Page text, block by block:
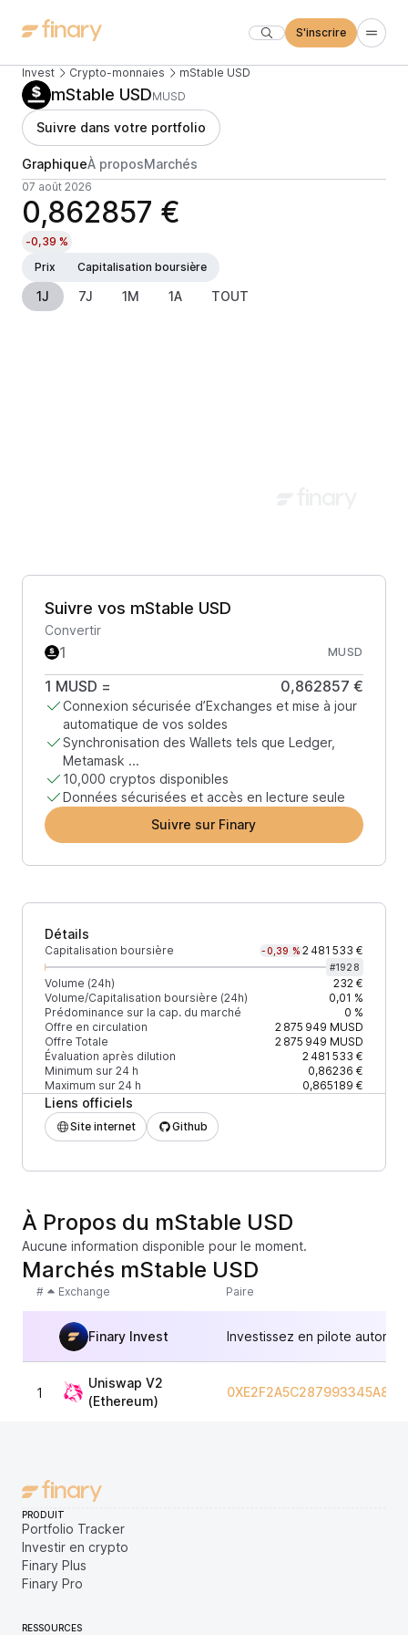
S'inscrire
Invest Crypto-monnaies mStable USD
mStable USDMUSD
Suivre dans votre portfolio
GraphiqueÀ proposMarchés
07 août 2026
0,862857 €
-0,39 %
Prix
Capitalisation boursière
1J 7J 1M 1A TOUT
Suivre vos mStable USD
Convertir
MUSD
1 MUSD = 0,862857 €
Connexion sécurisée d’Exchanges et mise à jour
automatique de vos soldes
Synchronisation des Wallets tels que Ledger,
Metamask ...
10,000 cryptos disponibles
Données sécurisées et accès en lecture seule
Suivre sur Finary
Détails
Capitalisation boursière -0,39 % 2 481 533 €
#1928
Volume (24h)
232 €
Volume/Capitalisation boursière (24h)
0,01 %
Prédominance sur la cap. du marché
0 %
Offre en circulation
2 875 949 MUSD
Offre Totale
2 875 949 MUSD
Évaluation après dilution
2 481 533 €
Minimum sur 24 h
0,86236 €
Maximum sur 24 h
0,865189 €
Liens officiels
Site internet Github
À Propos du mStable USD
Aucune information disponible pour le moment.
Marchés mStable USD
# Exchange Paire
Finary Invest Investissez en pilote
1
Uniswap V2
(Ethereum)
PRODUIT
Portfolio Tracker
Investir en crypto
Finary Plus
Finary Pro
RESSOURCES